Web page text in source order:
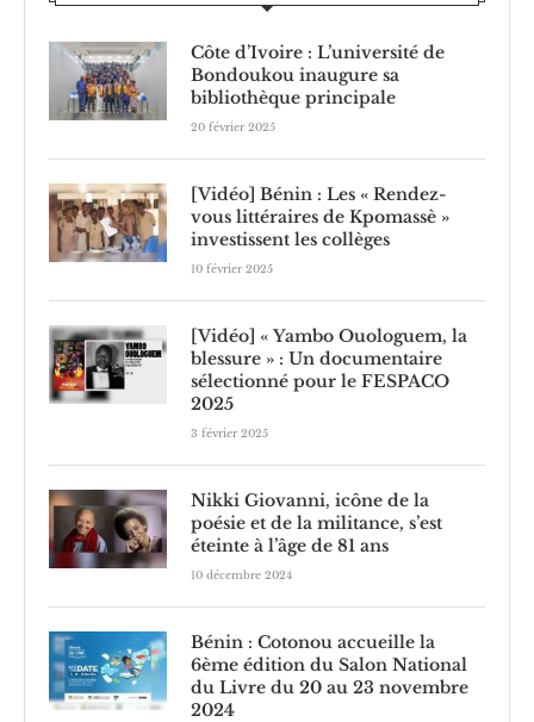
Côte d’Ivoire : L’université de
Bondoukou inaugure sa
bibliothèque principale
20 février 2025
[Vidéo] Bénin : Les « Rendez-
vous littéraires de Kpomassè »
investissent les collèges
10 février 2025
[Vidéo] « Yambo Ouologuem, la
blessure » : Un documentaire
sélectionné pour le FESPACO
2025
3 février 2025
Nikki Giovanni, icône de la
poésie et de la militance, s’est
éteinte à l’âge de 81 ans
10 décembre 2024
Bénin : Cotonou accueille la
6ème édition du Salon National
du Livre du 20 au 23 novembre
2024